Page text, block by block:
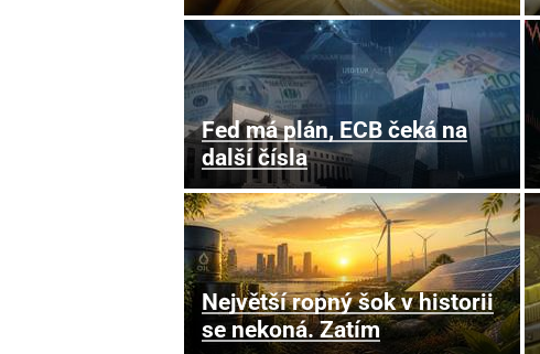
Fed má plán, ECB čeká na
další čísla
Největší ropný šok v historii
se nekoná. Zatím